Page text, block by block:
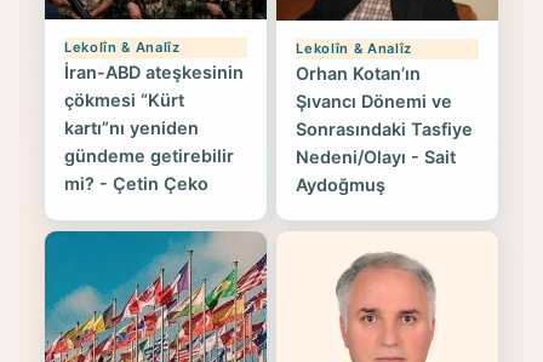
Lekolîn & Analîz
İran-ABD ateşkesinin
çökmesi “Kürt
kartı”nı yeniden
gündeme getirebilir
mi? - Çetin Çeko
Lekolîn & Analîz
Orhan Kotan’ın
Şıvancı Dönemi ve
Sonrasındaki Tasfiye
Nedeni/Olayı - Sait
Aydoğmuş